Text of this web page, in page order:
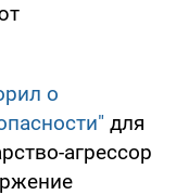
о
для
агрессор